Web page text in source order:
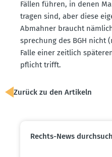
Fällen führen, in denen
tragen sind, aber diese
Abmahner braucht
spre­chung des BGH nicht
Falle einer zeitlich
pflicht trifft.
Zurück zu den Artikeln
Rechts-News